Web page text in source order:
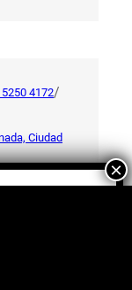
4172/
Ciudad